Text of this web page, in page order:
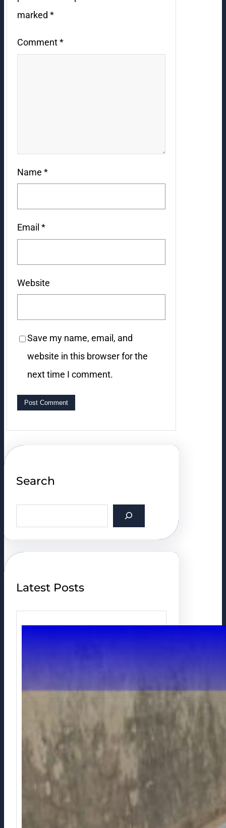
marked *
Comment*
Name *
Email *
Website
Save my name, email, and
website in this browser for the
next time I comment.
Search
c
Latest Posts